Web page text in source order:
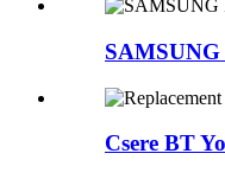
SAMSUNG
Csere BT